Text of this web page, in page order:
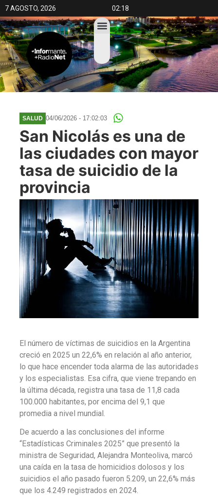
7 AGOSTO, 2026 02:18
SALUD 04/06/2026 - 17:02:03
San Nicolás es una de
las ciudades con mayor
tasa de suicidio de la
provincia
El número de víctimas de suicidios en la Argentina
creció en 2025 un 22,6% en relación al año anterior,
lo que hace encender toda alarma de las autoridades
y los especialistas. Esa cifra, que viene trepando en
la última década, registra una tasa de 11,8 cada
100.000 habitantes, por encima del 9,1 que
promedia a nivel mundial.
De acuerdo a las conclusiones del informe
“Estadísticas Criminales 2025” que presentó la
ministra de Seguridad, Alejandra Monteoliva, marcó
una caída en la tasa de homicidios dolosos y los
suicidios el año pasado fueron 5.209, un 22,6% más
que los 4.249 registrados en 2024.